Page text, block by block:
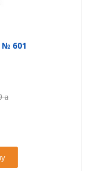
601